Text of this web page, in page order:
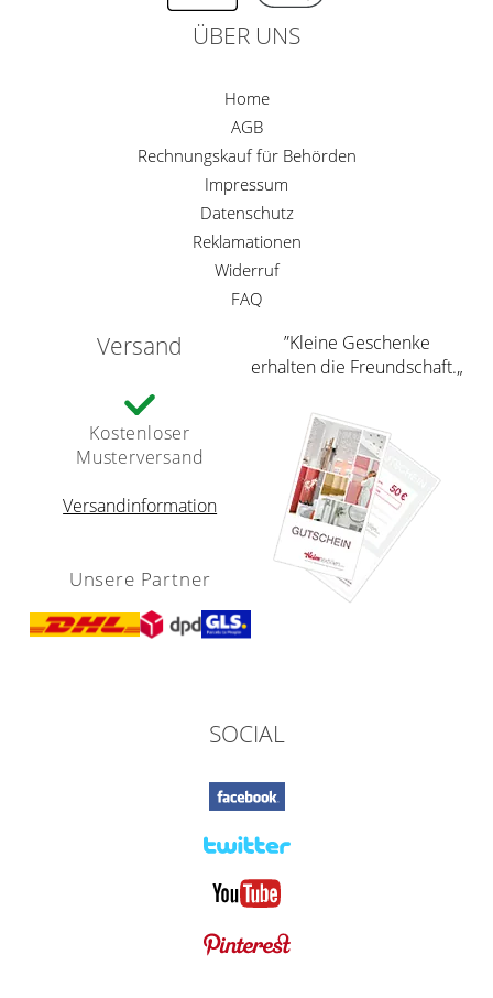
ÜBER UNS
Home
AGB
Rechnungskauf für Behörden
Impressum
Datenschutz
Reklamationen
Widerruf
FAQ
Versand
Kostenloser
Musterversand
Versandinformation
Unsere Partner
”Kleine Geschenke
erhalten die Freundschaft.„
SOCIAL